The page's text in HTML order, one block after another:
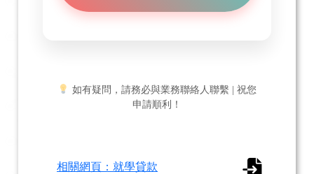
如有疑問，請務必與業務聯絡人聯繫 | 祝您
申請順利！
相關網頁：就學貸款